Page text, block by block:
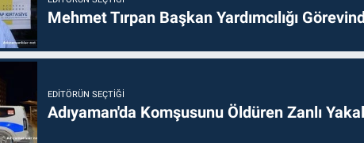
Mehmet Tırpan Başkan Yardımcılığı
EDITÖRÜN SEÇTIĞI
Adıyaman'da Komşusunu Öldüren Zanlı